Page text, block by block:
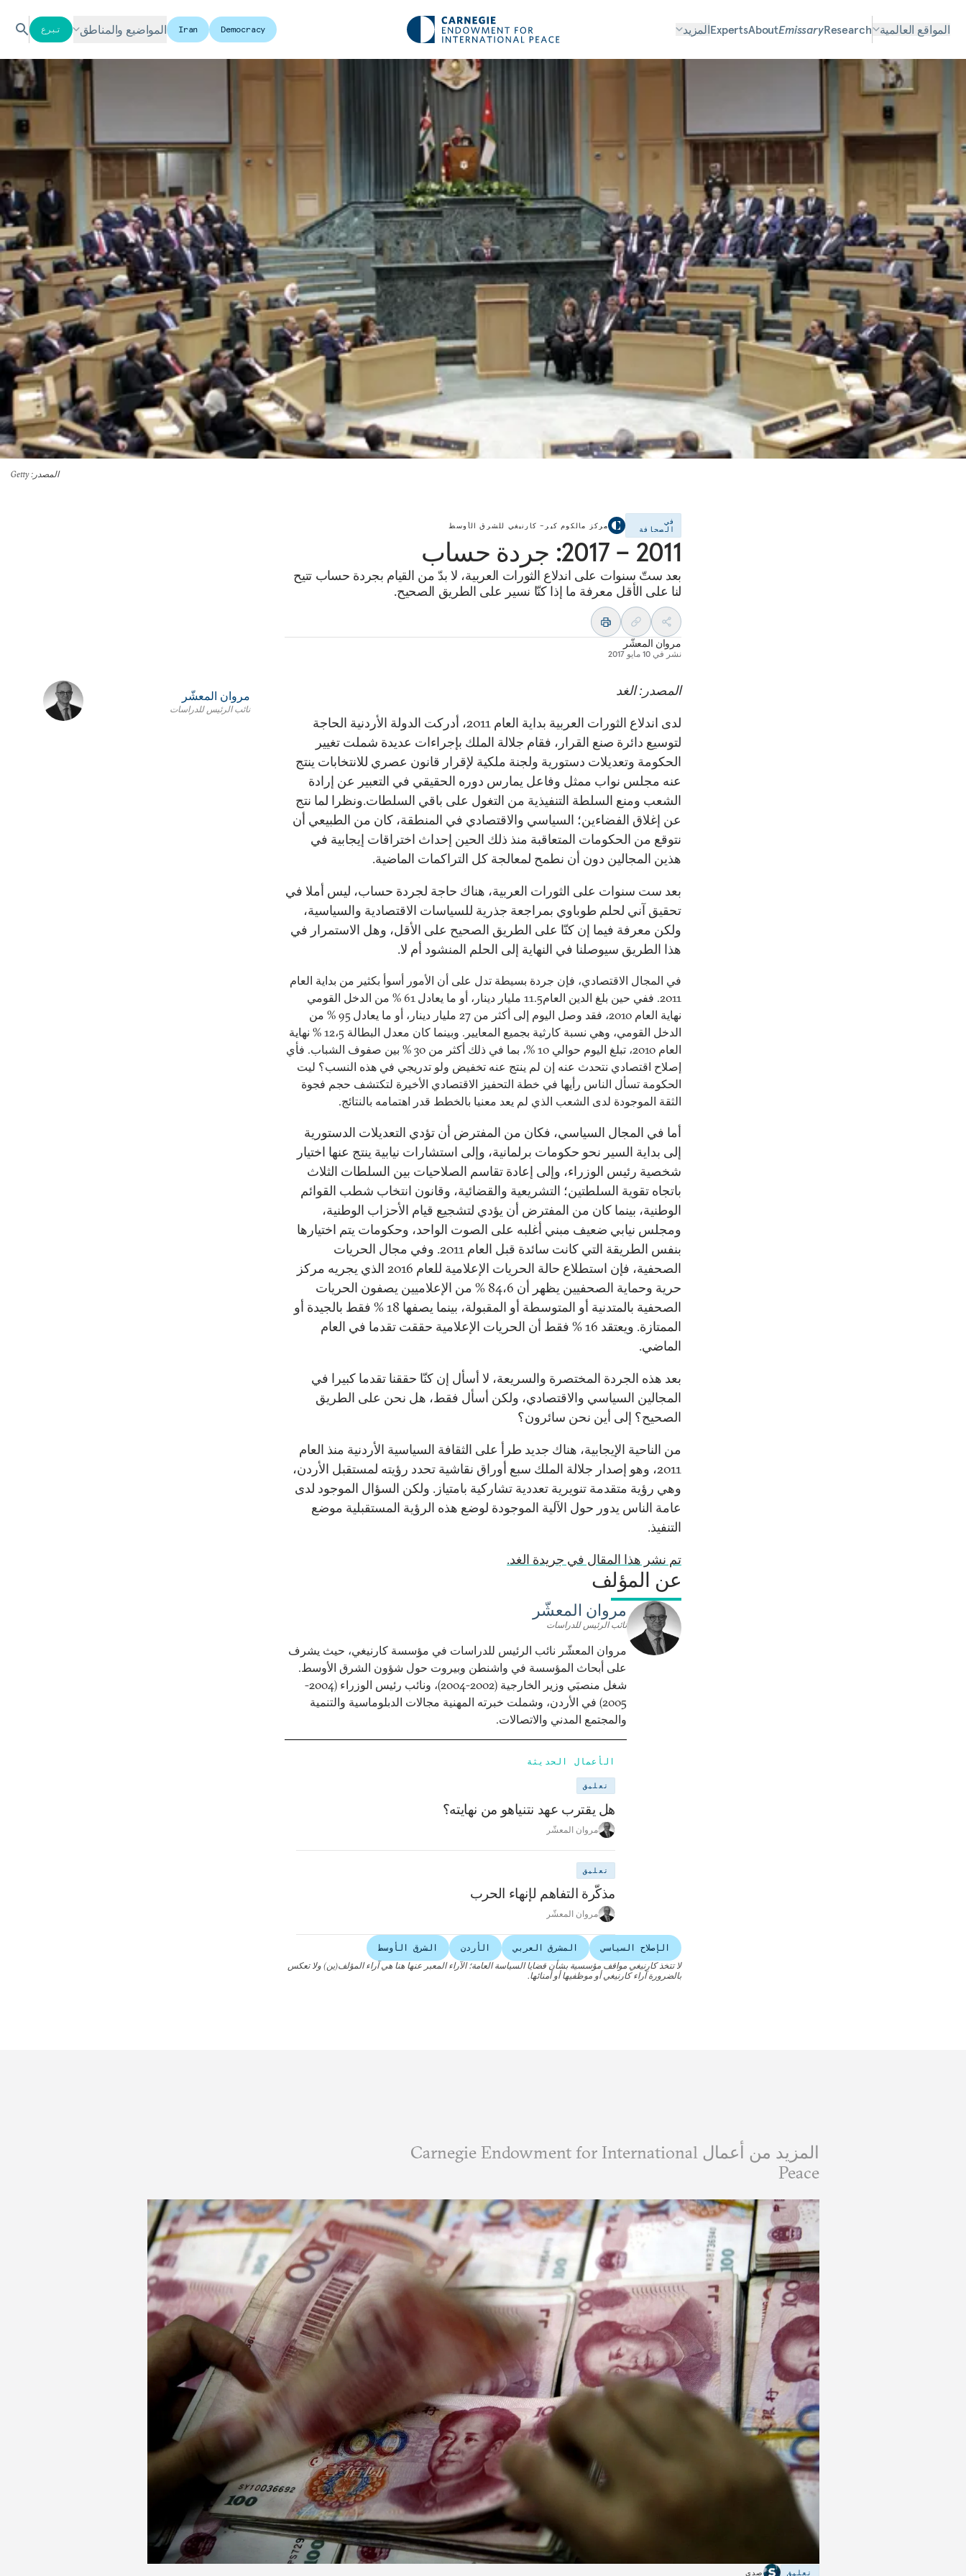
المواقع العالمية Research
Emissary
About
Expertsالمزيد Democracy
Iran المواضيع والمناطق تبرع
المصدر : Getty
في
الصحافة
مركز مالكوم كير– كارنيغي للشرق الأوسط
2011 – 2017: جردة حساب
بعد ستّ سنوات على اندلاع الثورات العربية، لا بدّ من القيام بجردة حساب تتيح
لنا على الأقل معرفة ما إذا كنّا نسير على الطريق الصحيح.
مروان المعشّر
نشر في 10 مايو 2017
المصدر: الغد
لدى اندلاع الثورات العربية بداية العام 2011، أدركت الدولة الأردنية الحاجة
لتوسيع دائرة صنع القرار، فقام جلالة الملك بإجراءات عديدة شملت تغيير
الحكومة وتعديلات دستورية ولجنة ملكية لإقرار قانون عصري للانتخابات ينتج
عنه مجلس نواب ممثل وفاعل يمارس دوره الحقيقي في التعبير عن إرادة
الشعب ومنع السلطة التنفيذية من التغول على باقي السلطات.ونظرا لما نتج
عن إغلاق الفضاءين؛ السياسي والاقتصادي في المنطقة، كان من الطبيعي أن
نتوقع من الحكومات المتعاقبة منذ ذلك الحين إحداث اختراقات إيجابية في
هذين المجالين دون أن نطمح لمعالجة كل التراكمات الماضية.
بعد ست سنوات على الثورات العربية، هناك حاجة لجردة حساب، ليس أملا في
تحقيق آني لحلم طوباوي بمراجعة جذرية للسياسات الاقتصادية والسياسية،
ولكن معرفة فيما إن كنّا على الطريق الصحيح على الأقل، وهل الاستمرار في
هذا الطريق سيوصلنا في النهاية إلى الحلم المنشود أم لا.
في المجال الاقتصادي، فإن جردة بسيطة تدل على أن الأمور أسوأ بكثير من بداية العام
2011. ففي حين بلغ الدين العام11.5 مليار دينار، أو ما يعادل 61 % من الدخل القومي
نهاية العام 2010، فقد وصل اليوم إلى أكثر من 27 مليار دينار، أو ما يعادل 95 % من
الدخل القومي، وهي نسبة كارثية بجميع المعايير. وبينما كان معدل البطالة 12،5 % نهاية
العام 2010، تبلغ اليوم حوالي 10 %، بما في ذلك أكثر من 30 % بين صفوف الشباب. فأي
إصلاح اقتصادي نتحدث عنه إن لم ينتج عنه تخفيض ولو تدريجي في هذه النسب؟ ليت
الحكومة تسأل الناس رأيها في خطة التحفيز الاقتصادي الأخيرة لتكتشف حجم فجوة
الثقة الموجودة لدى الشعب الذي لم يعد معنيا بالخطط قدر اهتمامه بالنتائج.
أما في المجال السياسي، فكان من المفترض أن تؤدي التعديلات الدستورية
إلى بداية السير نحو حكومات برلمانية، وإلى استشارات نيابية ينتج عنها اختيار
شخصية رئيس الوزراء، وإلى إعادة تقاسم الصلاحيات بين السلطات الثلاث
باتجاه تقوية السلطتين؛ التشريعية والقضائية، وقانون انتخاب شطب القوائم
الوطنية، بينما كان من المفترض أن يؤدي لتشجيع قيام الأحزاب الوطنية،
ومجلس نيابي ضعيف مبني أغلبه على الصوت الواحد، وحكومات يتم اختيارها
بنفس الطريقة التي كانت سائدة قبل العام 2011. وفي مجال الحريات
الصحفية، فإن استطلاع حالة الحريات الإعلامية للعام 2016 الذي يجريه مركز
حرية وحماية الصحفيين يظهر أن 84،6 % من الإعلاميين يصفون الحريات
الصحفية بالمتدنية أو المتوسطة أو المقبولة، بينما يصفها 18 % فقط بالجيدة أو
الممتازة. ويعتقد 16 % فقط أن الحريات الإعلامية حققت تقدما في العام
الماضي.
بعد هذه الجردة المختصرة والسريعة، لا أسأل إن كنّا حققنا تقدما كبيرا في
المجالين السياسي والاقتصادي، ولكن أسأل فقط، هل نحن على الطريق
الصحيح؟ إلى أين نحن سائرون؟
من الناحية الإيجابية، هناك جديد طرأ على الثقافة السياسية الأردنية منذ العام
2011، وهو إصدار جلالة الملك سبع أوراق نقاشية تحدد رؤيته لمستقبل الأردن،
وهي رؤية متقدمة تنويرية تعددية تشاركية بامتياز. ولكن السؤال الموجود لدى
عامة الناس يدور حول الآلية الموجودة لوضع هذه الرؤية المستقبلية موضع
التنفيذ.
تم نشر هذا المقال في جريدة الغد.
عن المؤلف
مروان المعشّر
نائب الرئيس للدراسات
مروان المعشّر نائب الرئيس للدراسات في مؤسسة كارنيغي، حيث يشرف
على أبحاث المؤسسة في واشنطن وبيروت حول شؤون الشرق الأوسط.
شغل منصبَي وزير الخارجية (2002-2004)، ونائب رئيس الوزراء (2004-
2005) في الأردن، وشملت خبرته المهنية مجالات الدبلوماسية والتنمية
والمجتمع المدني والاتصالات.
الأعمال الحديثة
تعليق
هل يقترب عهد نتنياهو من نهايته؟
مروان المعشّر
تعليق
مذكّرة التفاهم لإنهاء الحرب
مروان المعشّر
مروان المعشّر
نائب الرئيس للدراسات
الإصلاح السياسي المشرق العربي الأردن
الشرق الأوسط
لا تتخذ كارنيغي مواقف مؤسسية بشأن قضايا السياسة العامة؛ الآراء المعبر عنها هنا هي آراء المؤلف(ين) ولا تعكس
بالضرورة آراء كارنيغي أو موظفيها أو أمنائها.
المزيد من أعمال Carnegie Endowment for International
Peace
تعليق صدى